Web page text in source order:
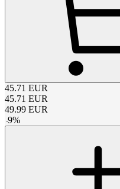
45.71 EUR
45.71 EUR
49.99 EUR
-9%